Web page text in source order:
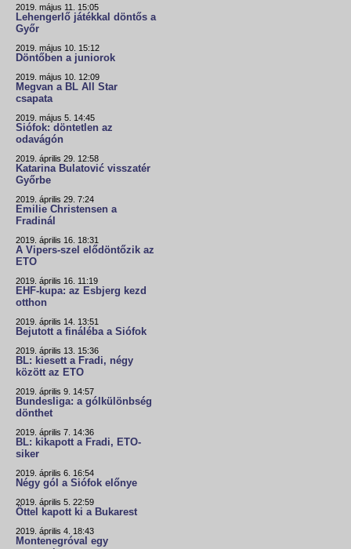
2019. május 11. 15:05
Lehengerlő játékkal döntős a
Győr
2019. május 10. 15:12
Döntőben a juniorok
2019. május 10. 12:09
Megvan a BL All Star
csapata
2019. május 5. 14:45
Siófok: döntetlen az
odavágón
2019. április 29. 12:58
Katarina Bulatović visszatér
Győrbe
2019. április 29. 7:24
Emilie Christensen a
Fradinál
2019. április 16. 18:31
A Vipers-szel elődöntőzik az
ETO
2019. április 16. 11:19
EHF-kupa: az Esbjerg kezd
otthon
2019. április 14. 13:51
Bejutott a fináléba a Siófok
2019. április 13. 15:36
BL: kiesett a Fradi, négy
között az ETO
2019. április 9. 14:57
Bundesliga: a gólkülönbség
dönthet
2019. április 7. 14:36
BL: kikapott a Fradi, ETO-
siker
2019. április 6. 16:54
Négy gól a Siófok előnye
2019. április 5. 22:59
Öttel kapott ki a Bukarest
2019. április 4. 18:43
Montenegróval egy